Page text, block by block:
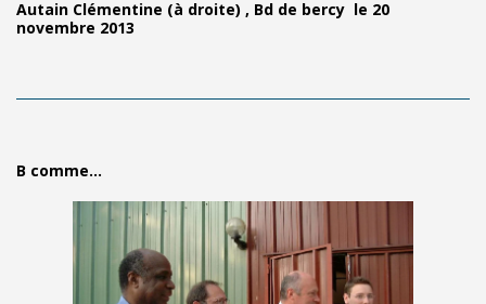
Autain Clémentine (à droite) , Bd de bercy le 20
novembre 2013
B comme...